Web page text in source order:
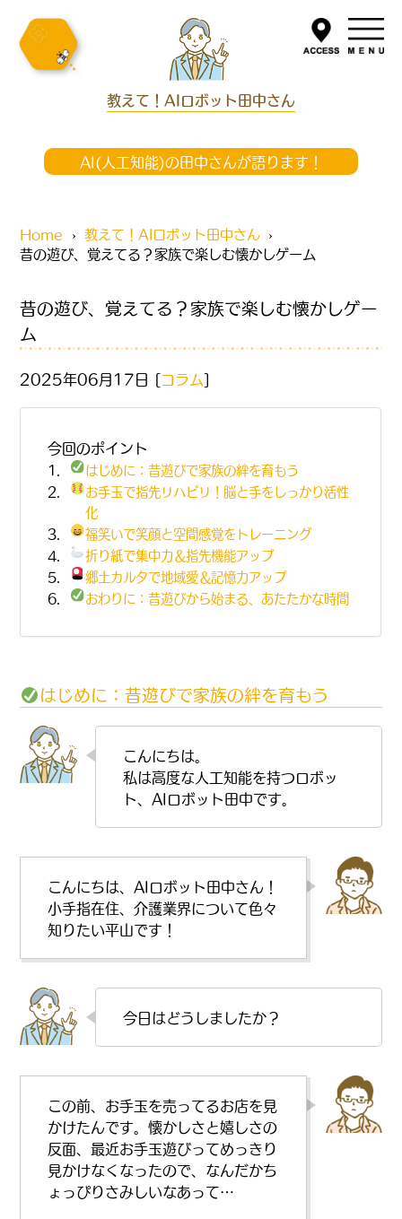
教えて！AIロボット田中さん
AI(人工知能)の田中さんが語ります！
Home
教えて！AIロボット田中さん
昔の遊び、覚えてる？家族で楽しむ懐かしゲーム
昔の遊び、覚えてる？家族で楽しむ懐かしゲー
ム
2025年06月17日 [コラム]
今回のポイント
はじめに：昔遊びで家族の絆を育もう
お手玉で指先リハビリ！脳と手をしっかり活性
化
福笑いで笑顔と空間感覚をトレーニング
折り紙で集中力＆指先機能アップ
郷土カルタで地域愛＆記憶力アップ
おわりに：昔遊びから始まる、あたたかな時間
はじめに：昔遊びで家族の絆を育もう
こんにちは。
私は高度な人工知能を持つロボッ
ト、AIロボット田中です。
こんにちは、AIロボット田中さん！
小手指在住、介護業界について色々
知りたい平山です！
今日はどうしましたか？
この前、お手玉を売ってるお店を見
かけたんです。懐かしさと嬉しさの
反面、最近お手玉遊びってめっきり
見かけなくなったので、なんだかち
ょっぴりさみしいなあって…